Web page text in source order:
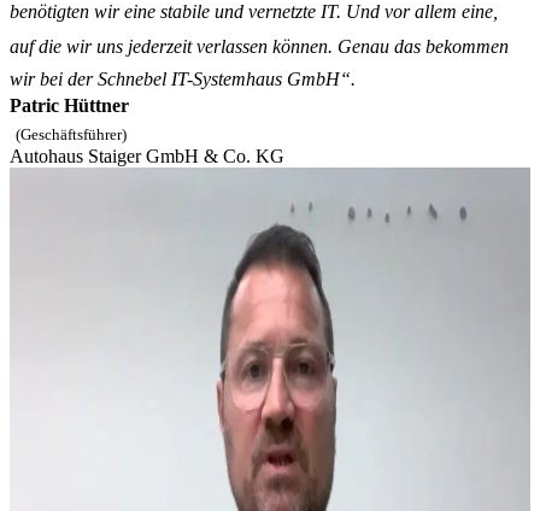
benötigten wir eine stabile und vernetzte IT. Und vor allem eine,
auf die wir uns jederzeit verlassen können. Genau das bekommen
wir bei der Schnebel IT-Systemhaus GmbH“.
Patric Hüttner
(Geschäftsführer)
Autohaus Staiger GmbH & Co. KG